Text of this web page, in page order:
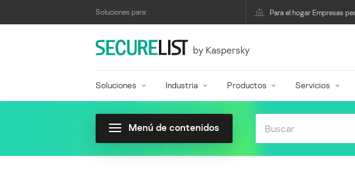
Soluciones para: Para el hogar Empresas
by Kaspersky
Soluciones Industria Productos Servicios
Menú de contenidos